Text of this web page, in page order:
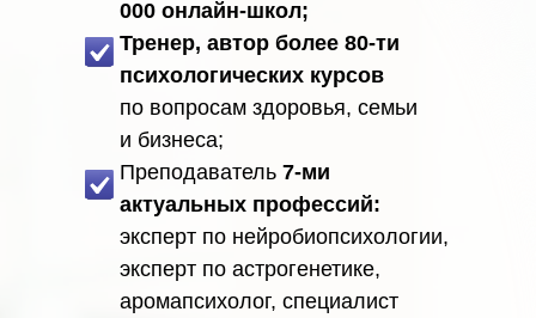
000 онлайн-школ;
Тренер, автор более 80-ти
психологических курсов
по вопросам здоровья, семьи
и бизнеса;
Преподаватель 7-ми
актуальных профессий:
эксперт по нейробиопсихологии,
эксперт по астрогенетике,
аромапсихолог, специалист